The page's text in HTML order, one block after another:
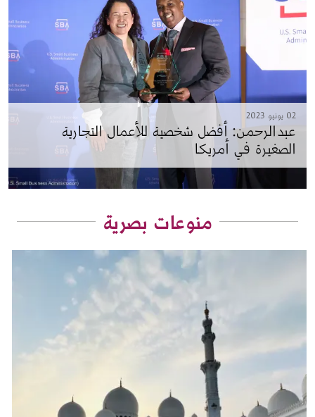
02 يونيو 2023
عبدالرحمن: أفضل شخصية للأعمال التجارية
الصغيرة في أمريكا
منوعات بصرية